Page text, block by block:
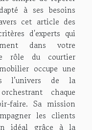
à ses besoins
cet article des
d'experts qui
dans votre
rôle du courtier
occupe une
l’univers de la
chaque
faire. Sa mission
les clients
idéal grâce à la